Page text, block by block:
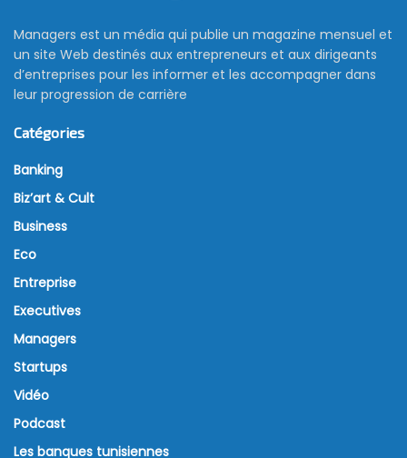
Managers est un média qui publie un magazine mensuel et
un site Web destinés aux entrepreneurs et aux dirigeants
d’entreprises pour les informer et les accompagner dans
leur progression de carrière
Catégories
Banking
Biz’art & Cult
Business
Eco
Entreprise
Executives
Managers
Startups
Vidéo
Podcast
Les banques tunisiennes